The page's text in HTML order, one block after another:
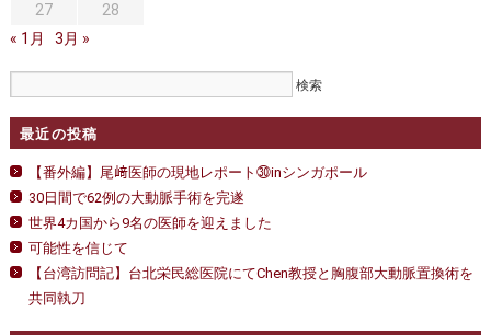
お問い合わせ
外来予約をされた方へ
採用・医療関係の方へ
私どもの特色 治療目的と治療対象
手術概要
医師募集情報
トピックス一覧
27
28
« 1月
3月 »
最近の投稿
【番外編】尾﨑医師の現地レポート㉚inシンガポール
30日間で62例の大動脈手術を完遂
世界4カ国から9名の医師を迎えました
可能性を信じて
【台湾訪問記】台北栄民総医院にてChen教授と胸腹部大動脈置換術を
共同執刀